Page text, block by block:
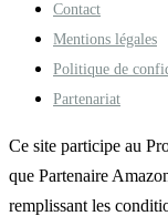
Contact
Mentions légales
Politique de
Partenariat
Ce site participe au
que Partenaire
remplissant les